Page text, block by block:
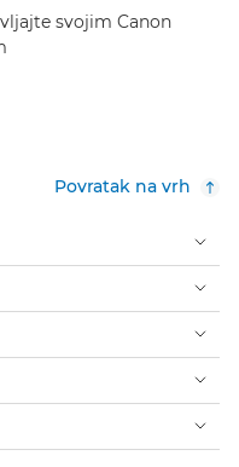
svojim Canon
Povratak na vrh